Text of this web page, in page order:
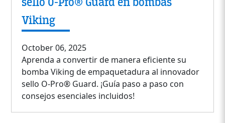
Viking
October 06, 2025
Aprenda a convertir de manera eficiente su
bomba Viking de empaquetadura al innovador
sello O-Pro® Guard. ¡Guía paso a paso con
consejos esenciales incluidos!